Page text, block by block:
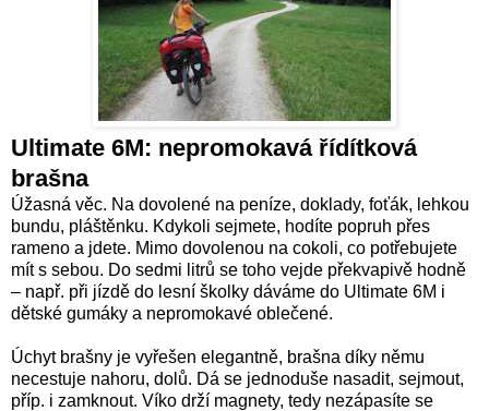
Ultimate 6M: nepromokavá řídítková
brašna
Úžasná věc. Na dovolené na peníze, doklady, foťák, lehkou
bundu, pláštěnku. Kdykoli sejmete, hodíte popruh přes
rameno a jdete. Mimo dovolenou na cokoli, co potřebujete
mít s sebou. Do sedmi litrů se toho vejde překvapivě hodně
– např. při jízdě do lesní školky dáváme do Ultimate 6M i
dětské gumáky a nepromokavé oblečené.
Úchyt brašny je vyřešen elegantně, brašna díky němu
necestuje nahoru, dolů. Dá se jednoduše nasadit, sejmout,
příp. i zamknout. Víko drží magnety, tedy nezápasíte se